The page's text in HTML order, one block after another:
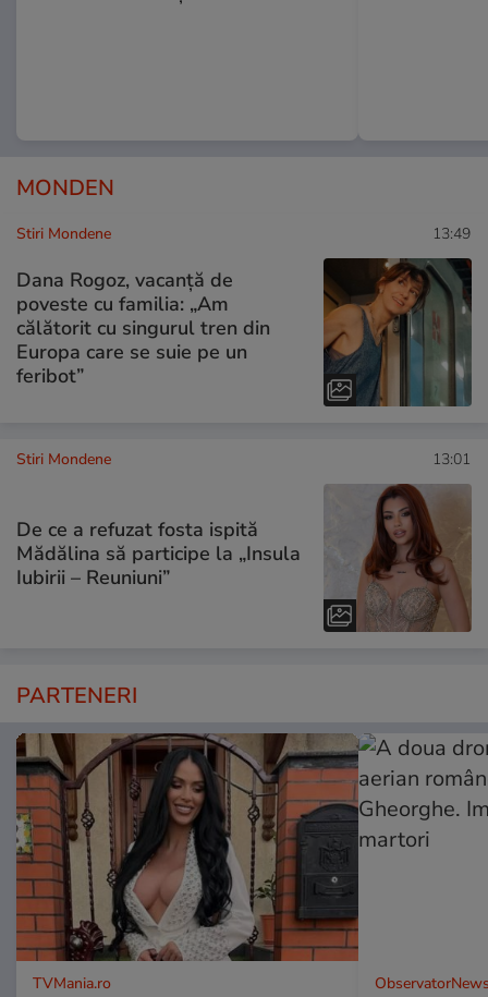
MONDEN
Stiri Mondene 13:49
Dana Rogoz, vacanță de
poveste cu familia: „Am
călătorit cu singurul tren din
Europa care se suie pe un
feribot”
Stiri Mondene 13:01
De ce a refuzat fosta ispită
Mădălina să participe la „Insula
Iubirii – Reuniuni”
PARTENERI
TVMania.ro